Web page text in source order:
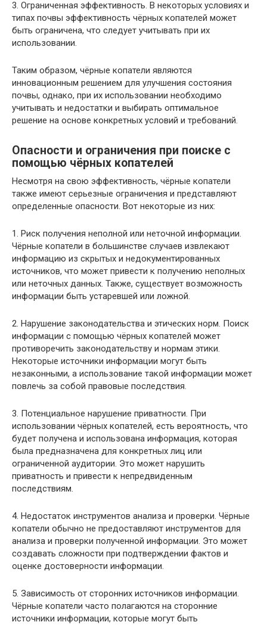
3. Ограниченная эффективность. В некоторых условиях и
типах почвы эффективность чёрных копателей может
быть ограничена, что следует учитывать при их
использовании.
Таким образом, чёрные копатели являются
инновационным решением для улучшения состояния
почвы, однако, при их использовании необходимо
учитывать и недостатки и выбирать оптимальное
решение на основе конкретных условий и требований.
Опасности и ограничения при поиске с
помощью чёрных копателей
Несмотря на свою эффективность, чёрные копатели
также имеют серьезные ограничения и представляют
определенные опасности. Вот некоторые из них:
1. Риск получения неполной или неточной информации.
Чёрные копатели в большинстве случаев извлекают
информацию из скрытых и недокументированных
источников, что может привести к получению неполных
или неточных данных. Также, существует возможность
информации быть устаревшей или ложной.
2. Нарушение законодательства и этических норм. Поиск
информации с помощью чёрных копателей может
противоречить законодательству и нормам этики.
Некоторые источники информации могут быть
незаконными, а использование такой информации может
повлечь за собой правовые последствия.
3. Потенциальное нарушение приватности. При
использовании чёрных копателей, есть вероятность, что
будет получена и использована информация, которая
была предназначена для конкретных лиц или
ограниченной аудитории. Это может нарушить
приватность и привести к непредвиденным
последствиям.
4. Недостаток инструментов анализа и проверки. Чёрные
копатели обычно не предоставляют инструментов для
анализа и проверки полученной информации. Это может
создавать сложности при подтверждении фактов и
оценке достоверности информации.
5. Зависимость от сторонних источников информации.
Чёрные копатели часто полагаются на сторонние
источники информации, которые могут быть